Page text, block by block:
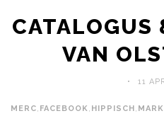
CATALOGUS
VAN
11
MERC FACEBOOK HIPPISCH